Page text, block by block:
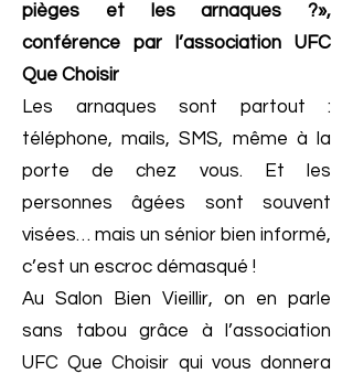
pièges et les arnaques ?»,
conférence par l’association UFC
Que Choisir
Les arnaques sont partout :
téléphone, mails, SMS, même à la
porte de chez vous. Et les
personnes âgées sont souvent
visées… mais un sénior bien informé,
c’est un escroc démasqué !
Au Salon Bien Vieillir, on en parle
sans tabou grâce à l’association
UFC Que Choisir qui vous donnera